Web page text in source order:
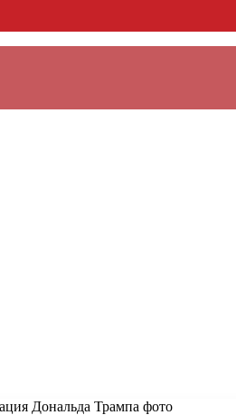
Дональда Трампа фото